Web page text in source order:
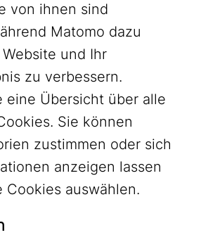
von ihnen sind
Matomo dazu
und Ihr
zu verbessern.
eine Übersicht über alle
Sie können
zustimmen oder sich
anzeigen lassen
Cookies auswählen.